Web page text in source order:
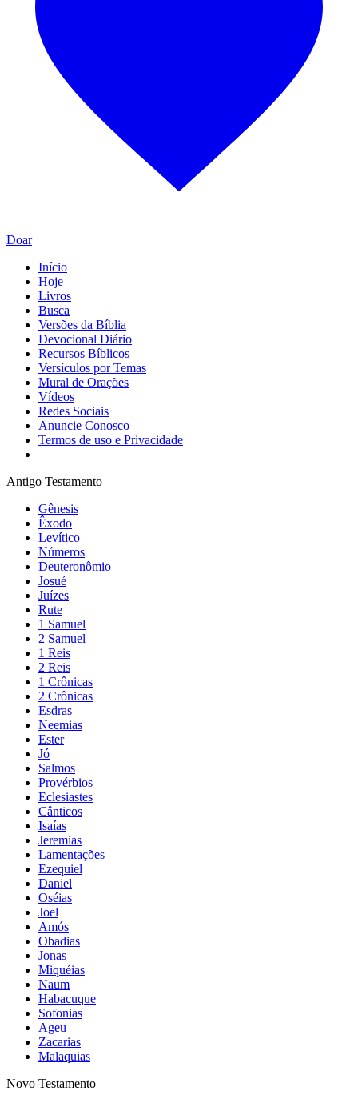
Doar
Início
Hoje
Livros
Busca
Versões da Bíblia
Devocional Diário
Recursos Bíblicos
Versículos por Temas
Mural de Orações
Vídeos
Redes Sociais
Anuncie Conosco
Termos de uso e Privacidade
Antigo Testamento
Gênesis
Êxodo
Levítico
Números
Deuteronômio
Josué
Juízes
Rute
1 Samuel
2 Samuel
1 Reis
2 Reis
1 Crônicas
2 Crônicas
Esdras
Neemias
Ester
Jó
Salmos
Provérbios
Eclesiastes
Cânticos
Isaías
Jeremias
Lamentações
Ezequiel
Daniel
Oséias
Joel
Amós
Obadias
Jonas
Miquéias
Naum
Habacuque
Sofonias
Ageu
Zacarias
Malaquias
Novo Testamento